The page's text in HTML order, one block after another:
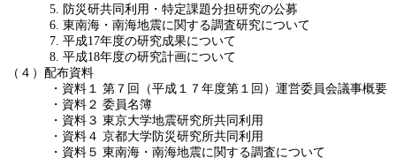
5. 防災研共同利用・特定課題分担研究の公募
6. 東南海・南海地震に関する調査研究について
7. 平成17年度の研究成果について
8. 平成18年度の研究計画について
（４）配布資料
・資料１ 第７回（平成１７年度第１回）運営委員会議事概要
・資料２ 委員名簿
・資料３ 東京大学地震研究所共同利用
・資料４ 京都大学防災研究所共同利用
・資料５ 東南海・南海地震に関する調査について